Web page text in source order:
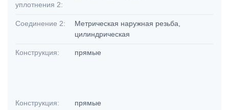
уплотнения 2:
Соединение 2:
Метрическая наружная резьба,
цилиндрическая
Конструкция: прямые
Конструкция: прямые